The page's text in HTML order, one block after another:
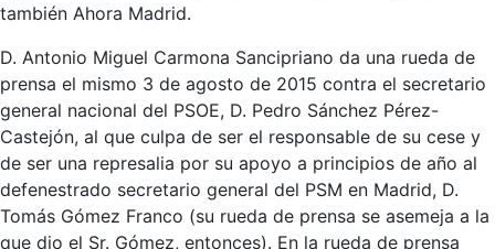
también Ahora Madrid.
D. Antonio Miguel Carmona Sancipriano da una rueda de
prensa el mismo 3 de agosto de 2015 contra el secretario
general nacional del PSOE, D. Pedro Sánchez Pérez-
Castejón, al que culpa de ser el responsable de su cese y
de ser una represalia por su apoyo a principios de año al
defenestrado secretario general del PSM en Madrid, D.
Tomás Gómez Franco (su rueda de prensa se asemeja a la
que dio el Sr. Gómez, entonces). En la rueda de prensa